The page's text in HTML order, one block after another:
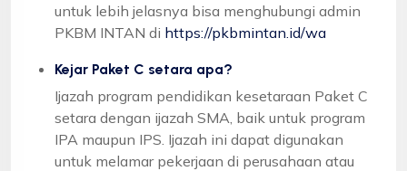
untuk lebih jelasnya bisa menghubungi admin
PKBM INTAN di https://pkbmintan.id/wa
Kejar Paket C setara apa?
Ijazah program pendidikan kesetaraan Paket C
setara dengan ijazah SMA, baik untuk program
IPA maupun IPS. Ijazah ini dapat digunakan
untuk melamar pekerjaan di perusahaan atau